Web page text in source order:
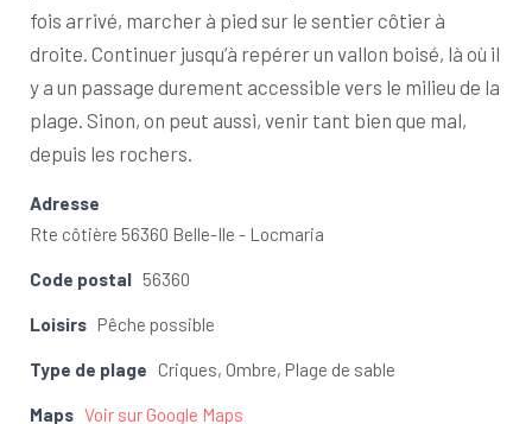
fois arrivé, marcher à pied sur le sentier côtier à
droite. Continuer jusqu’à repérer un vallon boisé, là où il
y a un passage durement accessible vers le milieu de la
plage. Sinon, on peut aussi, venir tant bien que mal,
depuis les rochers.
Adresse
Rte côtière 56360 Belle-Ile - Locmaria
Code postal 56360
Loisirs Pêche possible
Type de plage Criques, Ombre, Plage de sable
Maps Voir sur Google Maps